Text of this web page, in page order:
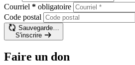
Courriel * obligatoire
Code postal
Sauvegarde…
S'inscrire
Faire un don